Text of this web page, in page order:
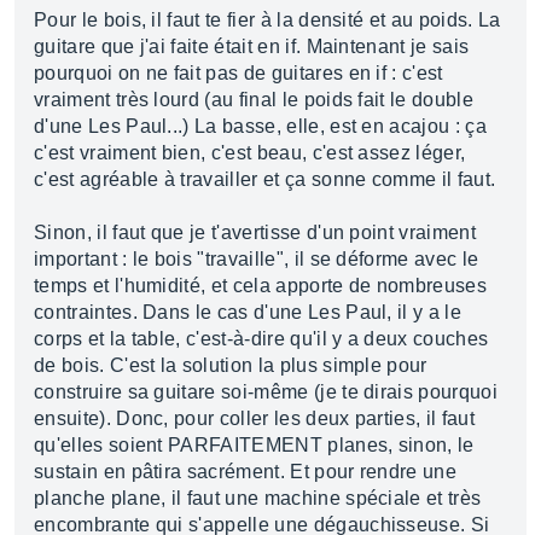
Pour le bois, il faut te fier à la densité et au poids. La
guitare que j'ai faite était en if. Maintenant je sais
pourquoi on ne fait pas de guitares en if : c'est
vraiment très lourd (au final le poids fait le double
d'une Les Paul...) La basse, elle, est en acajou : ça
c'est vraiment bien, c'est beau, c'est assez léger,
c'est agréable à travailler et ça sonne comme il faut.
Sinon, il faut que je t'avertisse d'un point vraiment
important : le bois "travaille", il se déforme avec le
temps et l'humidité, et cela apporte de nombreuses
contraintes. Dans le cas d'une Les Paul, il y a le
corps et la table, c'est-à-dire qu'il y a deux couches
de bois. C'est la solution la plus simple pour
construire sa guitare soi-même (je te dirais pourquoi
ensuite). Donc, pour coller les deux parties, il faut
qu'elles soient PARFAITEMENT planes, sinon, le
sustain en pâtira sacrément. Et pour rendre une
planche plane, il faut une machine spéciale et très
encombrante qui s'appelle une dégauchisseuse. Si